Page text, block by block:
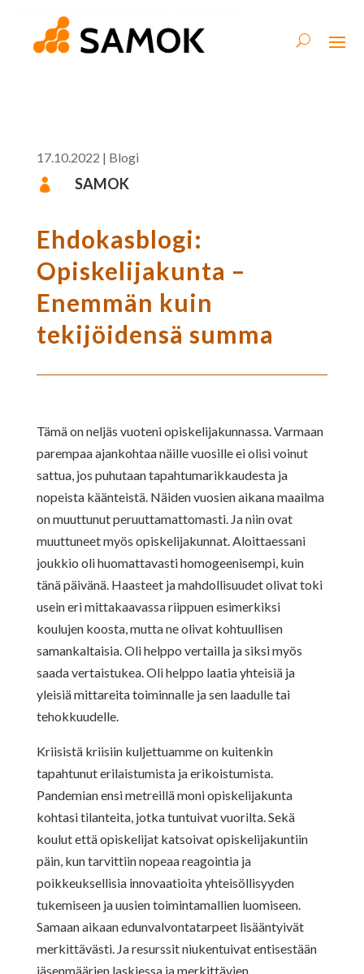
17.10.2022 | Blogi
 SAMOK
Ehdokasblogi:
Opiskelijakunta –
Enemmän kuin
tekijöidensä summa
Tämä on neljäs vuoteni opiskelijakunnassa. Varmaan
parempaa ajankohtaa näille vuosille ei olisi voinut
sattua, jos puhutaan tapahtumarikkaudesta ja
nopeista käänteistä. Näiden vuosien aikana maailma
on muuttunut peruuttamattomasti. Ja niin ovat
muuttuneet myös opiskelijakunnat. Aloittaessani
joukkio oli huomattavasti homogeenisempi, kuin
tänä päivänä. Haasteet ja mahdollisuudet olivat toki
usein eri mittakaavassa riippuen esimerkiksi
koulujen koosta, mutta ne olivat kohtuullisen
samankaltaisia. Oli helppo vertailla ja siksi myös
saada vertaistukea. Oli helppo laatia yhteisiä ja
yleisiä mittareita toiminnalle ja sen laadulle tai
tehokkuudelle.
Kriisistä kriisiin kuljettuamme on kuitenkin
tapahtunut erilaistumista ja erikoistumista.
Pandemian ensi metreillä moni opiskelijakunta
kohtasi tilanteita, jotka tuntuivat vuorilta. Sekä
koulut että opiskelijat katsoivat opiskelijakuntiin
päin, kun tarvittiin nopeaa reagointia ja
poikkeuksellisia innovaatioita yhteisöllisyyden
tukemiseen ja uusien toimintamallien luomiseen.
Samaan aikaan edunvalvontatarpeet lisääntyivät
merkittävästi. Ja resurssit niukentuivat entisestään
jäsenmäärien laskiessa ja merkittävien